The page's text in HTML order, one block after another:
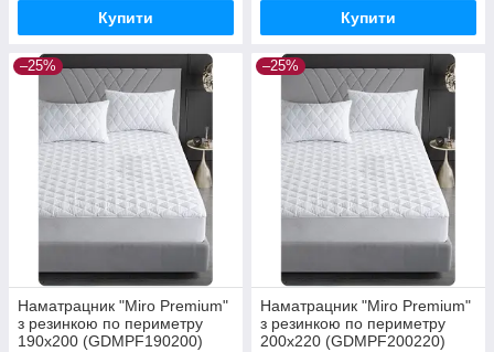
Купити Купити
–25%
Наматрацник "Miro Premium"
з резинкою по периметру
190х200 (GDMPF190200)
–25%
Наматрацник "Miro Premium"
з резинкою по периметру
200х220 (GDMPF200220)